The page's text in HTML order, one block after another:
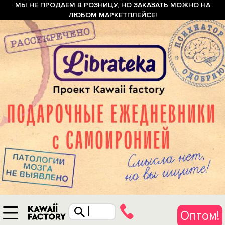
МЫ НЕ ПРОДАЕМ В РОЗНИЦУ, НО ЗАКАЗАТЬ МОЖНО НА
ЛЮБОМ МАРКЕТПЛЕЙСЕ!
Оптом!